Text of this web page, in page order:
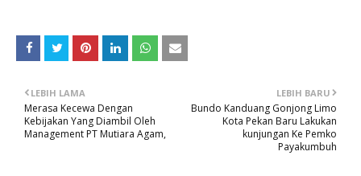
LEBIH BARU
Bundo Kanduang Gonjong Limo
Kota Pekan Baru Lakukan
kunjungan Ke Pemko
Payakumbuh
LEBIH LAMA
Merasa Kecewa Dengan
Kebijakan Yang Diambil Oleh
Management PT Mutiara Agam,